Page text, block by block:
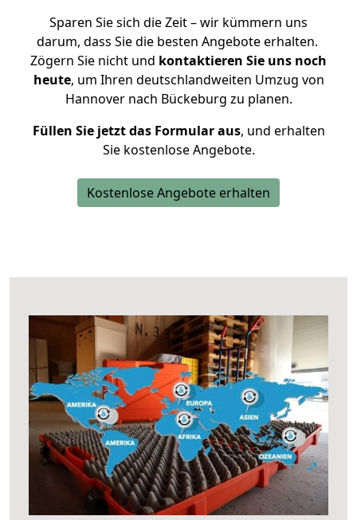
Sparen Sie sich die Zeit – wir kümmern uns
darum, dass Sie die besten Angebote erhalten.
Zögern Sie nicht und kontaktieren Sie uns noch
heute, um Ihren deutschlandweiten Umzug von
Hannover nach Bückeburg zu planen.
Füllen Sie jetzt das Formular aus, und erhalten
Sie kostenlose Angebote.
Kostenlose Angebote erhalten